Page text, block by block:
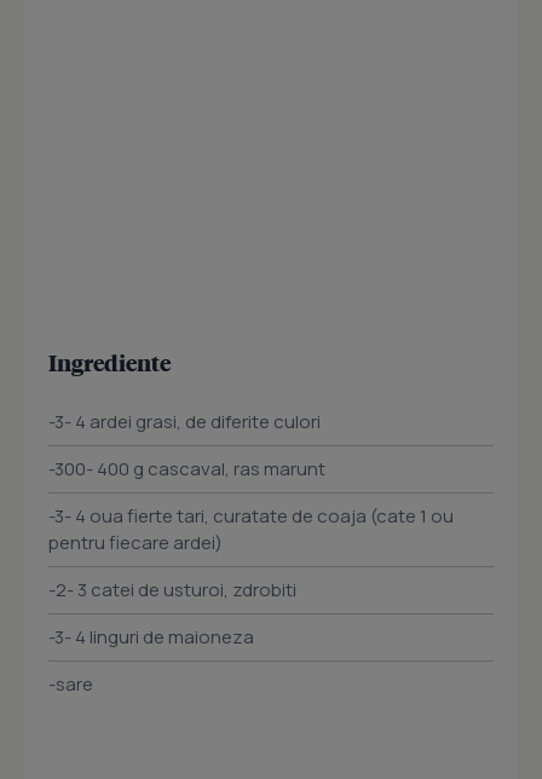
Ingrediente
-3- 4 ardei grasi, de diferite culori
-300- 400 g cascaval, ras marunt
-3- 4 oua fierte tari, curatate de coaja (cate 1 ou
pentru fiecare ardei)
-2- 3 catei de usturoi, zdrobiti
-3- 4 linguri de maioneza
-sare